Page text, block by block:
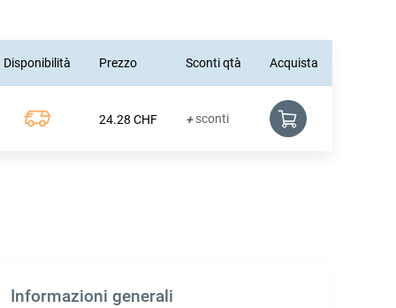
Disponibilità Prezzo Sconti qtà Acquista
24.28 CHF +sconti
Informazioni generali